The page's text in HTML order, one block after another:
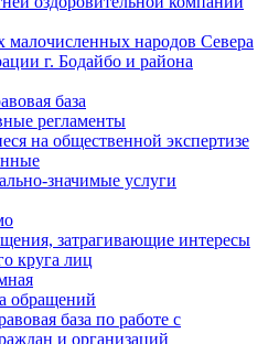
малочисленных народов Севера
г. Бодайбо и района
база
регламенты
на общественной экспертизе
значимые услуги
затрагивающие интересы
круга лиц
обращений
база по работе с
и организаций